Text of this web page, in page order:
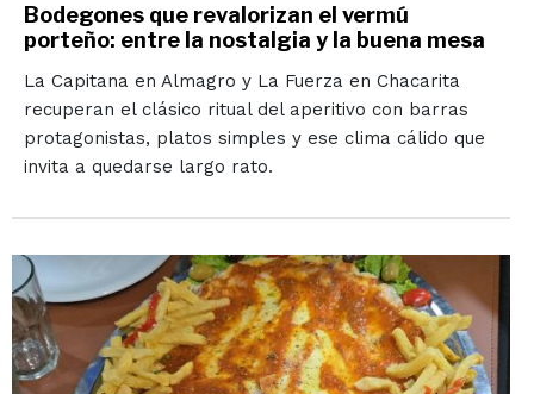
Bodegones que revalorizan el vermú
porteño: entre la nostalgia y la buena mesa
La Capitana en Almagro y La Fuerza en Chacarita
recuperan el clásico ritual del aperitivo con barras
protagonistas, platos simples y ese clima cálido que
invita a quedarse largo rato.